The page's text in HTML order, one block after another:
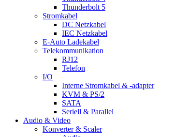
Thunderbolt 5
Stromkabel
DC Netzkabel
IEC Netzkabel
E-Auto Ladekabel
Telekommunikation
RJ12
Telefon
I/O
Interne Stromkabel & -adapter
KVM & PS/2
SATA
Seriell & Parallel
Audio & Video
Konverter & Scaler